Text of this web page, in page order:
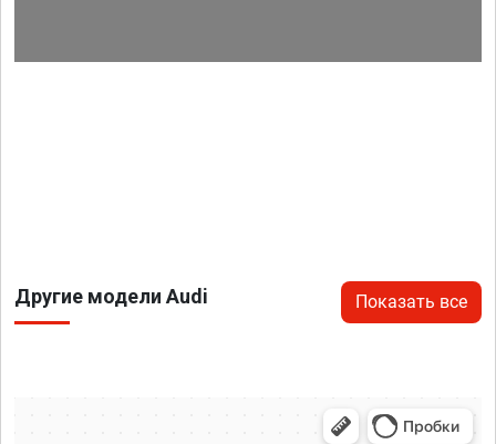
Другие модели Audi Показать все